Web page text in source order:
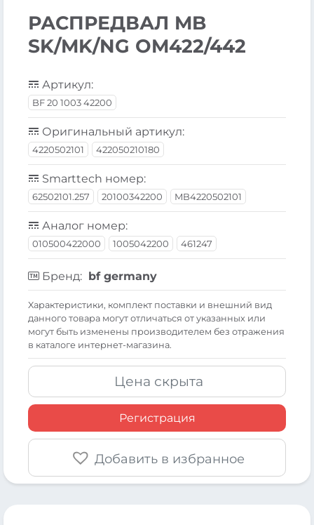
РАСПРЕДВАЛ MB
SK/MK/NG OM422/442
Артикул:
BF 20 1003 42200
Оригинальный артикул:
4220502101 422050210180
Smarttech номер:
62502101.257 20100342200 MB4220502101
Аналог номер:
010500422000 1005042200 461247
Бренд: bf germany
Xарактеристики, комплект поставки и внешний вид
данного товара могут отличаться от указанных или
могут быть изменены производителем без отражения
в каталоге интернет-магазина.
Цена скрыта
Регистрация
Добавить в избранное